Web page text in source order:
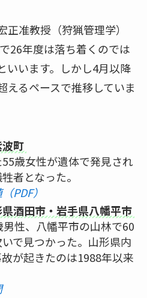
准教授（狩猟管理学）
26年度は落ち着くのでは
いいます。しかし4月以降
えるペースで推移していま
町
歳女性が遺体で発見され
者となった。
PDF）
酒田市・岩手県八幡平市
性、八幡平市の山林で60
で見つかった。山形県内
が起きたのは1988年以来